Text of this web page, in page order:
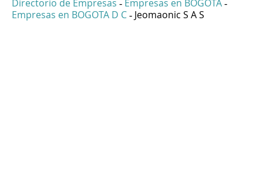
Directorio de Empresas - Empresas en BOGOTA -
Empresas en BOGOTA D C - Jeomaonic S A S